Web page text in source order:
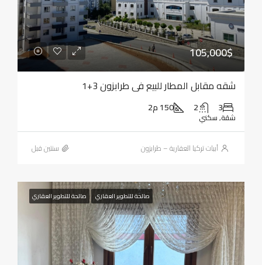
105,000$
شقه مقابل المطار للبيع في طرابزون 3+1
3
2 150 م2
شقة, سكني
أبيات تركيا العقارية – طرابزون ‏سنتين قبل
صالحة للتطوير العقاري صالحة للتطوير العقاري